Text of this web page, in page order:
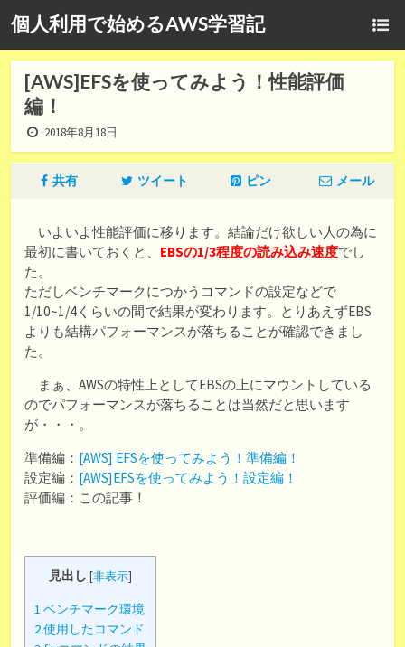
個人利用で始めるAWS学習記
[AWS]EFSを使ってみよう！性能評価
編！
2018年8月18日
共有 ツイート ピン メール
いよいよ性能評価に移ります。結論だけ欲しい人の為に
最初に書いておくと、 EBSの1/3程度の読み込み速度でし
た。
ただしベンチマークにつかうコマンドの設定などで
1/10~1/4くらいの間で結果が変わります。とりあえずEBS
よりも結構パフォーマンスが落ちることが確認できまし
た。
まぁ、AWSの特性上としてEBSの上にマウントしている
のでパフォーマンスが落ちることは当然だと思います
が・・・。
準備編： [AWS] EFSを使ってみよう！準備編！
設定編： [AWS]EFSを使ってみよう！設定編！
評価編：この記事！
見出し [非表示]
1 ベンチマーク環境
2使用したコマンド